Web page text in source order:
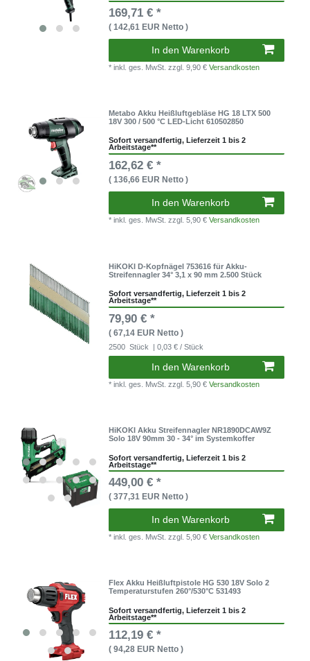
169,71 € *
( 142,61 EUR Netto )
In den Warenkorb
* inkl. ges. MwSt.zzgl. 9,90 €Versandkosten
Metabo Akku Heißluftgebläse HG 18 LTX 500
18V 300 / 500 °C LED-Licht 610502850
Sofort versandfertig, Lieferzeit 1 bis 2
Arbeitstage**
162,62 € *
( 136,66 EUR Netto )
In den Warenkorb
* inkl. ges. MwSt.zzgl. 5,90 €Versandkosten
HiKOKI D-Kopfnägel 753616 für Akku-
Streifennagler 34° 3,1 x 90 mm 2.500 Stück
Sofort versandfertig, Lieferzeit 1 bis 2
Arbeitstage**
79,90 € *
( 67,14 EUR Netto )
2500 Stück | 0,03 € / Stück
In den Warenkorb
* inkl. ges. MwSt.zzgl. 5,90 €Versandkosten
HiKOKI Akku Streifennagler NR1890DCAW9Z
Solo 18V 90mm 30 - 34° im Systemkoffer
Sofort versandfertig, Lieferzeit 1 bis 2
Arbeitstage**
449,00 € *
( 377,31 EUR Netto )
In den Warenkorb
* inkl. ges. MwSt.zzgl. 5,90 €Versandkosten
Flex Akku Heißluftpistole HG 530 18V Solo 2
Temperaturstufen 260°/530°C 531493
Sofort versandfertig, Lieferzeit 1 bis 2
Arbeitstage**
112,19 € *
( 94,28 EUR Netto )